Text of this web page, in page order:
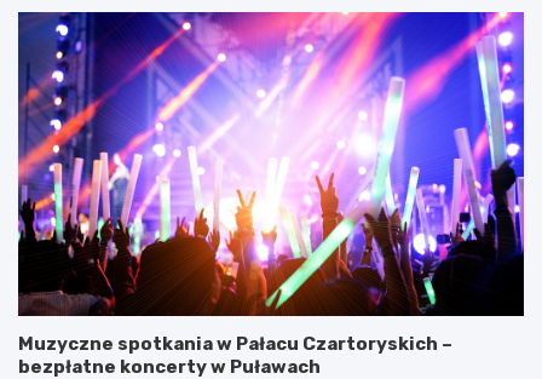
Muzyczne spotkania w Pałacu Czartoryskich –
bezpłatne koncerty w Puławach